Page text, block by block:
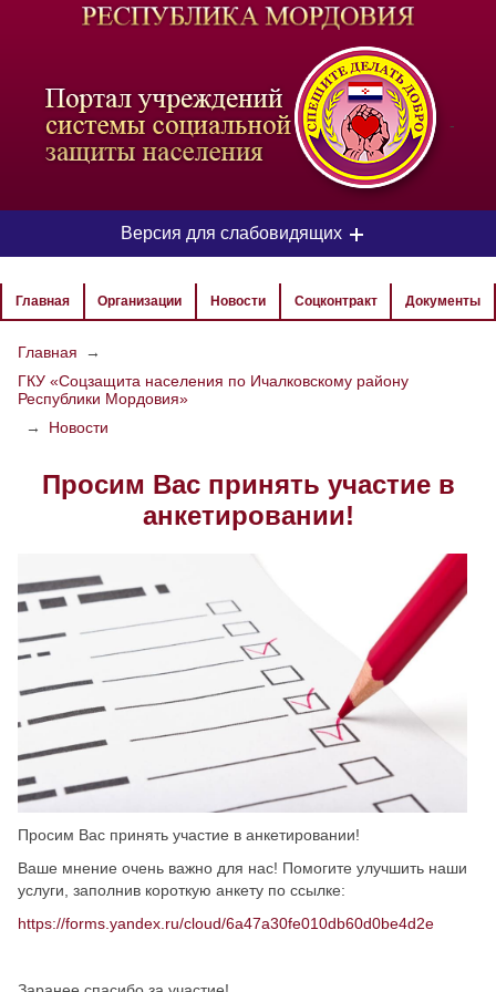
-
Версия для слабовидящих
ЦВЕТОВАЯ СХЕМА
РАЗМЕР ТЕКСТА
ИЗОБРАЖЕНИЯ
Скрыть Ч/б
Настройки по умолчанию
Главная Организации Новости Соцконтракт Документы
Главная
→
ГКУ «Соцзащита населения по Ичалковскому району
Республики Мордовия»
→
Новости
Просим Вас принять участие в
анкетировании!
Просим Вас принять участие в анкетировании!
Ваше мнение очень важно для нас! Помогите улучшить наши
услуги, заполнив короткую анкету по ссылке:
https://forms.yandex.ru/cloud/6a47a30fe010db60d0be4d2e